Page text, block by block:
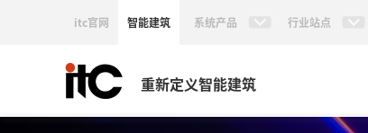
itc官网 智能建筑 系统产品 行业站点
重新定义智能建筑